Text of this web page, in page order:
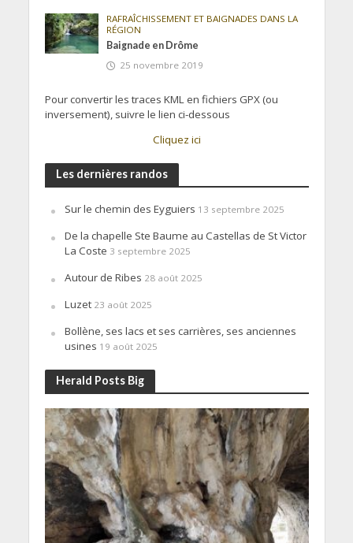
RAFRAÎCHISSEMENT ET BAIGNADES DANS LA
RÉGION
Baignade en Drôme
25 novembre 2019
Pour convertir les traces KML en fichiers GPX (ou
inversement), suivre le lien ci-dessous
Cliquez ici
Les dernières randos
Sur le chemin des Eyguiers 13 septembre 2025
De la chapelle Ste Baume au Castellas de St Victor
La Coste 3 septembre 2025
Autour de Ribes 28 août 2025
Luzet 23 août 2025
Bollène, ses lacs et ses carrières, ses anciennes
usines 19 août 2025
Herald Posts Big